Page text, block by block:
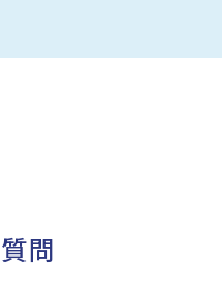
問